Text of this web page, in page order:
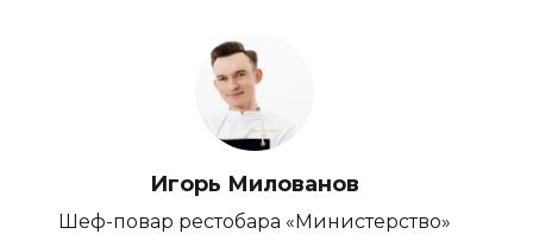
Игорь Милованов
Шеф-повар рестобара «Министерство»